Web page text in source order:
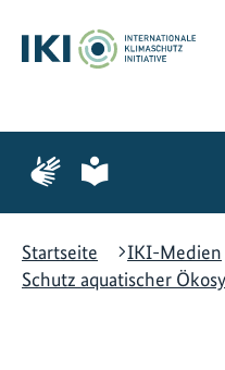
Hauptinhalt
springen
Suche
springen
Hauptnavigation
springen
Zur
Seite
Gebärdensprache
Zur
Seite
leichte
Startseite
IKI-Medien
Schutz aquatischer